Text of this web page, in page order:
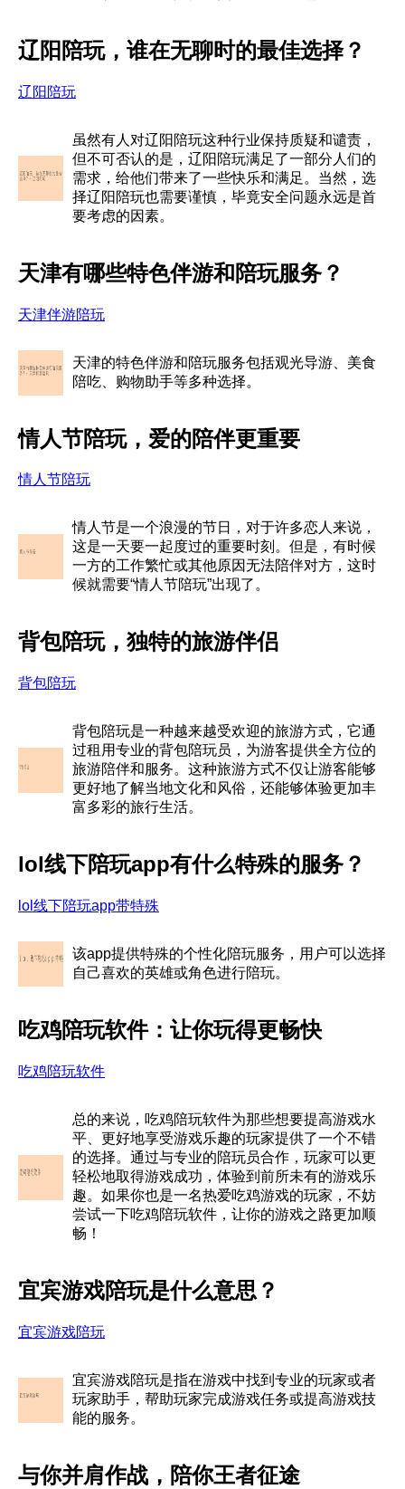
辽阳陪玩，谁在无聊时的最佳选择？
辽阳陪玩
虽然有人对辽阳陪玩这种行业保持质疑和谴责，
但不可否认的是，辽阳陪玩满足了一部分人们的
需求，给他们带来了一些快乐和满足。当然，选
择辽阳陪玩也需要谨慎，毕竟安全问题永远是首
要考虑的因素。
天津有哪些特色伴游和陪玩服务？
天津伴游陪玩
天津的特色伴游和陪玩服务包括观光导游、美食
陪吃、购物助手等多种选择。
情人节陪玩，爱的陪伴更重要
情人节陪玩
情人节是一个浪漫的节日，对于许多恋人来说，
这是一天要一起度过的重要时刻。但是，有时候
一方的工作繁忙或其他原因无法陪伴对方，这时
候就需要“情人节陪玩”出现了。
背包陪玩，独特的旅游伴侣
背包陪玩
背包陪玩是一种越来越受欢迎的旅游方式，它通
过租用专业的背包陪玩员，为游客提供全方位的
旅游陪伴和服务。这种旅游方式不仅让游客能够
更好地了解当地文化和风俗，还能够体验更加丰
富多彩的旅行生活。
lol线下陪玩app有什么特殊的服务？
lol线下陪玩app带特殊
该app提供特殊的个性化陪玩服务，用户可以选择
自己喜欢的英雄或角色进行陪玩。
吃鸡陪玩软件：让你玩得更畅快
吃鸡陪玩软件
总的来说，吃鸡陪玩软件为那些想要提高游戏水
平、更好地享受游戏乐趣的玩家提供了一个不错
的选择。通过与专业的陪玩员合作，玩家可以更
轻松地取得游戏成功，体验到前所未有的游戏乐
趣。如果你也是一名热爱吃鸡游戏的玩家，不妨
尝试一下吃鸡陪玩软件，让你的游戏之路更加顺
畅！
宜宾游戏陪玩是什么意思？
宜宾游戏陪玩
宜宾游戏陪玩是指在游戏中找到专业的玩家或者
玩家助手，帮助玩家完成游戏任务或提高游戏技
能的服务。
与你并肩作战，陪你王者征途